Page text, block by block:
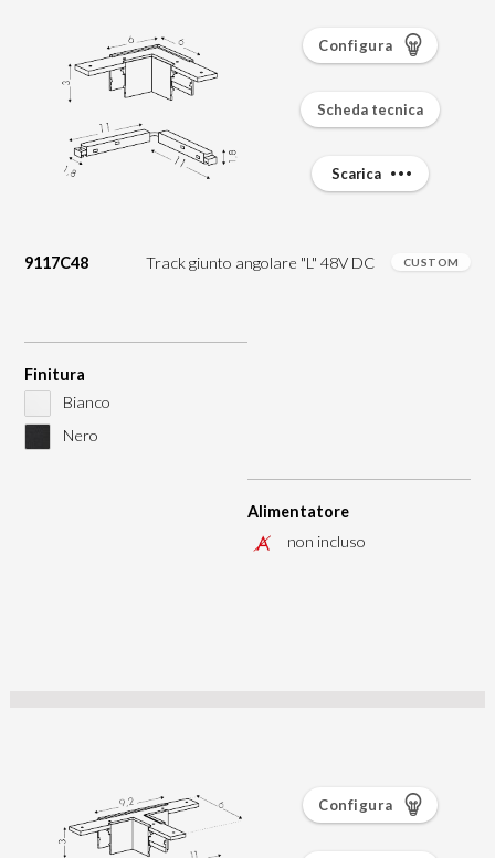
9117C48 Track giunto angolare "L" 48V DC CUSTOM
Finitura
Bianco
Nero
Alimentatore
non incluso
Configura
Scheda tecnica
Scarica
Configura